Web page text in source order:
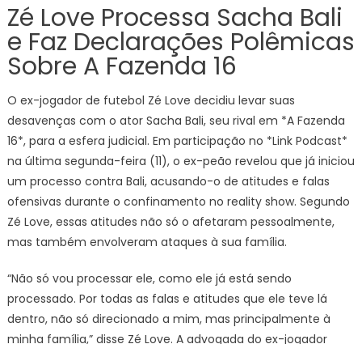
Zé Love Processa Sacha Bali
e Faz Declarações Polêmicas
Sobre A Fazenda 16
O ex-jogador de futebol Zé Love decidiu levar suas
desavenças com o ator Sacha Bali, seu rival em *A Fazenda
16*, para a esfera judicial. Em participação no *Link Podcast*
na última segunda-feira (11), o ex-peão revelou que já iniciou
um processo contra Bali, acusando-o de atitudes e falas
ofensivas durante o confinamento no reality show. Segundo
Zé Love, essas atitudes não só o afetaram pessoalmente,
mas também envolveram ataques à sua família.
“Não só vou processar ele, como ele já está sendo
processado. Por todas as falas e atitudes que ele teve lá
dentro, não só direcionado a mim, mas principalmente à
minha família,” disse Zé Love. A advogada do ex-jogador